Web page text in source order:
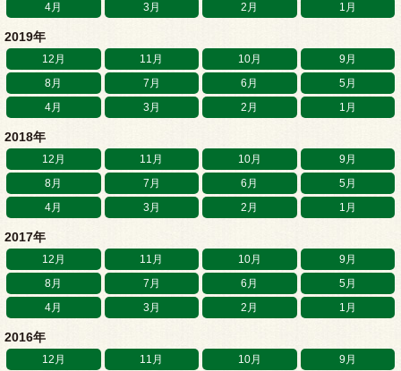
4月
3月 2月 1月
2019年
12月 11月 10月
9月
8月
7月 6月
5月
4月
3月 2月 1月
2018年
12月 11月 10月
9月
8月
7月 6月
5月
4月
3月 2月 1月
2017年
12月 11月 10月
9月
8月
7月 6月
5月
4月
3月 2月 1月
2016年
12月 11月 10月
9月